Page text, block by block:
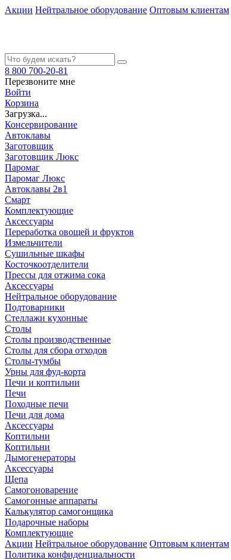
Акции Нейтральное оборудование Оптовым клиентам
8 800 700-20-81
Перезвоните мне
Войти
Корзина
Загрузка...
Консервирование
Автоклавы
Заготовщик
Заготовщик Люкс
Паромаг
Паромаг Люкс
Автоклавы 2в1
Смарт
Комплектующие
Аксессуары
Переработка овощей и фруктов
Измельчители
Сушильные шкафы
Косточкоотделители
Прессы для отжима сока
Аксессуары
Нейтральное оборудование
Подтоварники
Стеллажи кухонные
Столы
Столы производственные
Столы для сбора отходов
Столы-тумбы
Урны для фуд-корта
Печи и коптильни
Печи
Походные печи
Печи для дома
Аксессуары
Коптильни
Коптильни
Дымогенераторы
Аксессуары
Щепа
Самогоноварение
Самогонные аппараты
Калькулятор самогонщика
Подарочные наборы
Комплектующие
Акции Нейтральное оборудование Оптовым клиентам
Политика конфиденциальности